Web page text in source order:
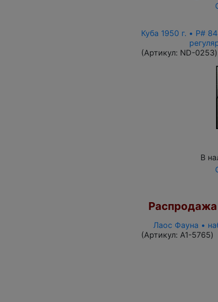
Куба 1950 г. • P#
(Артикул: ND-0253)
В
Распродажа
Лаос Фауна •
(Артикул: A1-5765)